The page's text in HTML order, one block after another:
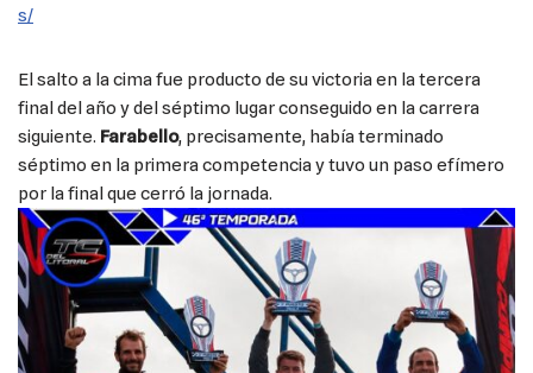
s/
El salto a la cima fue producto de su victoria en la tercera
final del año y del séptimo lugar conseguido en la carrera
siguiente. Farabello, precisamente, había terminado
séptimo en la primera competencia y tuvo un paso efímero
por la final que cerró la jornada.